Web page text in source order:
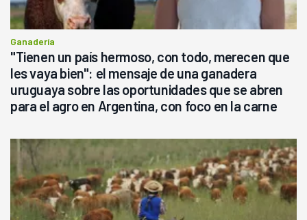
Ganadería
"Tienen un país hermoso, con todo, merecen que
les vaya bien": el mensaje de una ganadera
uruguaya sobre las oportunidades que se abren
para el agro en Argentina, con foco en la carne